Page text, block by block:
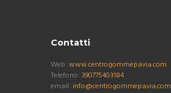
Contatti
Web: www.centrogommepavia.com
Telefono: 390775403184
email: info@centrogommepavia.com